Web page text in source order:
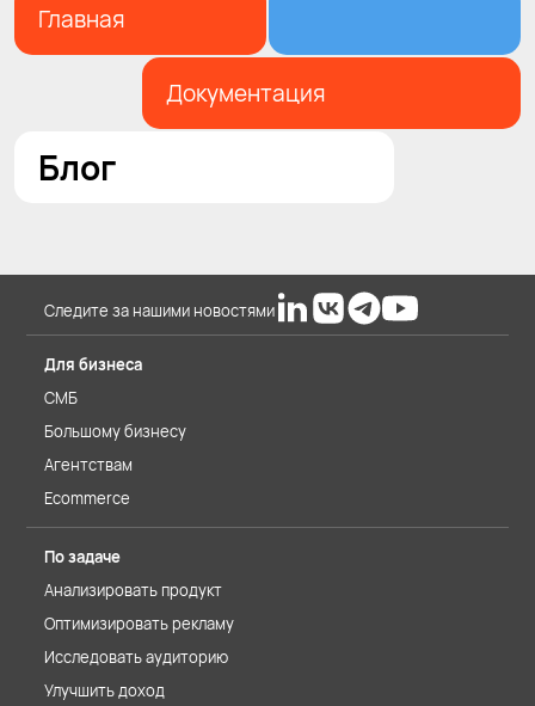
Главная
Документация
Блог
Следите за нашими новостями
Для бизнеса
СМБ
Большому бизнесу
Агентствам
Ecommerce
По задаче
Анализировать продукт
Оптимизировать рекламу
Исследовать аудиторию
Улучшить доход